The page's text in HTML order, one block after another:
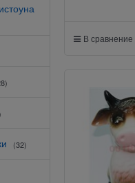
(32)
В сравнение